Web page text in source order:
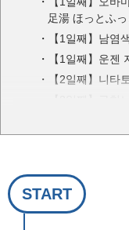
足湯 ほっとふ
【1일째】남염
【1일째】운젠
【2일째】니타
【2일째】미나
념관 (南島原市
【2일째】주변
【3일째】잉어
START